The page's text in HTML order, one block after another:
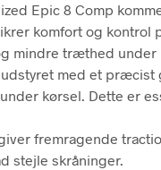
Epic 8 Comp
komfort og
mindre træthed under
udstyret med et
kørsel. Dette er
fremragende
stejle skråninger.